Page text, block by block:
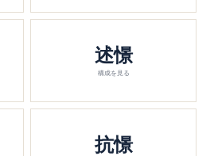
述憬
構成を見る
抗憬